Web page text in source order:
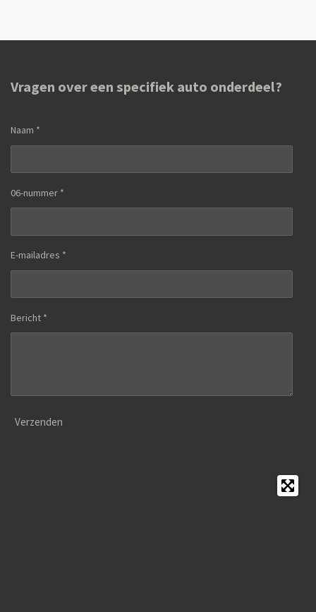
Vragen over een specifiek auto onderdeel?
Naam *
06-nummer *
E-mailadres *
Bericht *
Verzenden